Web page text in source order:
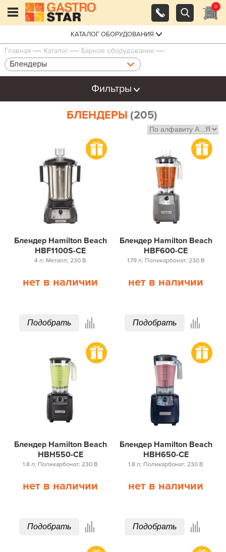
0
КАТАЛОГ ОБОРУДОВАНИЯ
Главная Каталог Барное оборудование
Блендеры
Фильтры
БЛЕНДЕРЫ (205)
Блендер Hamilton Beach
HBF1100S-CE
4 л; Металл; 230 В
нет в наличии
Подобрать
Блендер Hamilton Beach
HBF600-CE
1.79 л; Поликарбонат; 230 В
нет в наличии
Подобрать
Блендер Hamilton Beach
HBH550-CE
1.8 л; Поликарбонат; 230 В
нет в наличии
Подобрать
Блендер Hamilton Beach
HBH650-CE
1.8 л; Поликарбонат; 230 В
нет в наличии
Подобрать